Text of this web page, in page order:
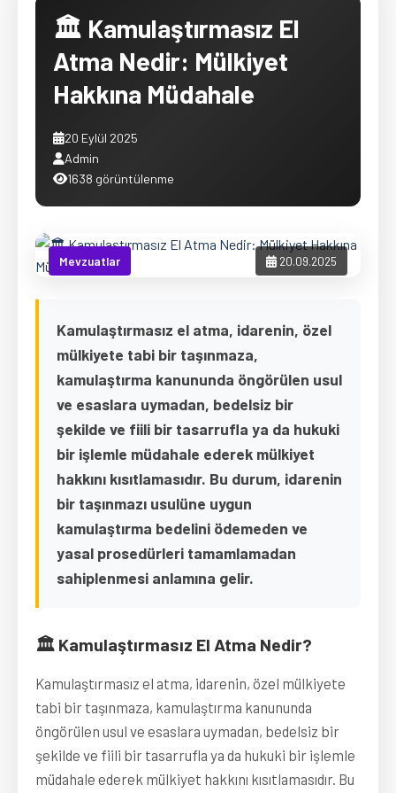
🏛️ Kamulaştırmasız El
Atma Nedir: Mülkiyet
Hakkına Müdahale
20 Eylül 2025
Admin
1638 görüntülenme
Mevzuatlar 20.09.2025
Kamulaştırmasız el atma, idarenin, özel
mülkiyete tabi bir taşınmaza,
kamulaştırma kanununda öngörülen usul
ve esaslara uymadan, bedelsiz bir
şekilde ve fiili bir tasarrufla ya da hukuki
bir işlemle müdahale ederek mülkiyet
hakkını kısıtlamasıdır. Bu durum, idarenin
bir taşınmazı usulüne uygun
kamulaştırma bedelini ödemeden ve
yasal prosedürleri tamamlamadan
sahiplenmesi anlamına gelir.
🏛️ Kamulaştırmasız El Atma Nedir?
Kamulaştırmasız el atma, idarenin, özel mülkiyete
tabi bir taşınmaza, kamulaştırma kanununda
öngörülen usul ve esaslara uymadan, bedelsiz bir
şekilde ve fiili bir tasarrufla ya da hukuki bir işlemle
müdahale ederek mülkiyet hakkını kısıtlamasıdır. Bu